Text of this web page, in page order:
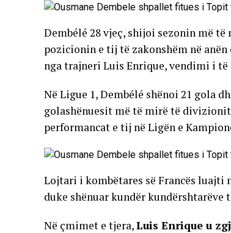
Dembélé 28 vjeç, shijoi sezonin më
pozicionin e tij të zakonshëm në
nga trajneri Luis Enrique, vendimi i
Në Ligue 1, Dembélé shënoi 21 gola
golashënuesit më të mirë të
performancat e tij në Ligën e
Lojtari i kombëtares së Francës luajti
duke shënuar kundër kundërshtarëve
Në çmimet e tjera,Luis Enrique u